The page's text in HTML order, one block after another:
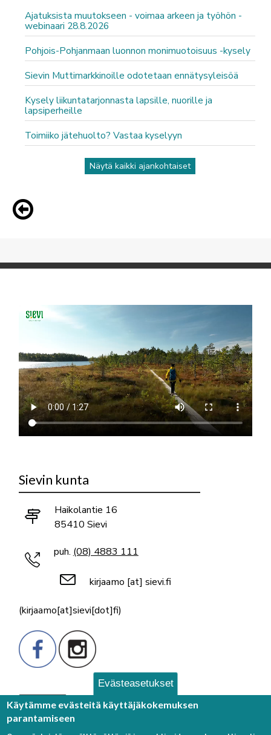
Ajatuksista muutokseen - voimaa arkeen ja työhön -
webinaari 28.8.2026
Pohjois-Pohjanmaan luonnon monimuotoisuus -kysely
Sievin Muttimarkkinoille odotetaan ennätysyleisöä
Kysely liikuntatarjonnasta lapsille, nuorille ja
lapsiperheille
Toimiiko jätehuolto? Vastaa kyselyyn
Näytä kaikki ajankohtaiset
Sievin kunta
Haikolantie 16
85410 Sievi
puh. (08) 4883 111
kirjaamo [at] sievi.fi
(kirjaamo[at]sievi[dot]fi)
Palaute
Evästeasetukset
Käytämme evästeitä käyttäjäkokemuksen
parantamiseen